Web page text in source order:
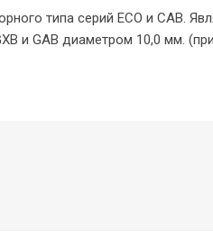
типа серий ECO и CAB.
и GAB диаметром 10,0 мм.